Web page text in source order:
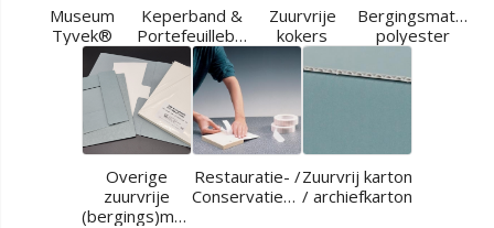
Museum
Tyvek®
Keperband &
Portefeuilleband
Zuurvrije
kokers
polyester
Overige
zuurvrije
(bergings)materialen
Restauratie- /
Conservatiematerialen
Zuurvrij karton
/ archiefkarton